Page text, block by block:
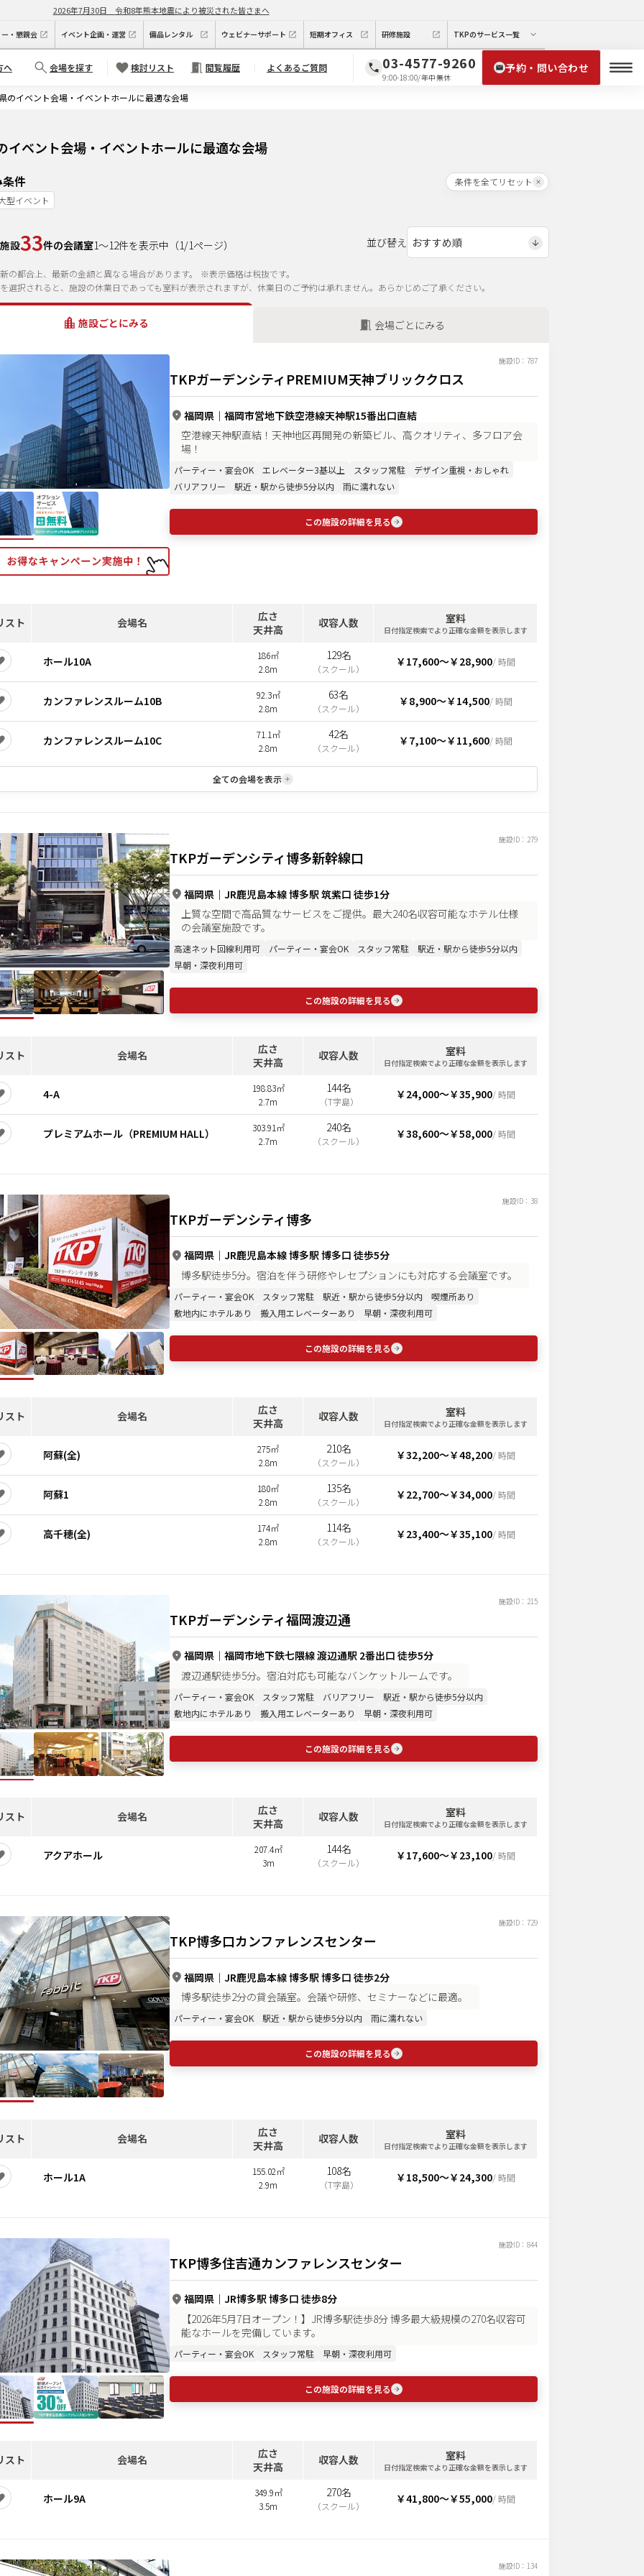
2026年7月30日 令和8年熊本地震により被災された皆さまへ
・懇親会 イベント企画・運営 備品レンタル ウェビナーサポート 短期オフィス 研修施設 TKPのサービス一覧
へ 会場を探す 検討リスト 閲覧履歴 よくあるご質問 03-4577-9260
9:00-18:00/年中無休
予約・問い合わせ
のイベント会場・イベントホールに最適な会場
イベント会場・イベントホールに最適な会場
件
条件を全てリセット
型イベント
設33件の会議室1～12件を表示中 （1/1ページ） 並び替え
の都合上、最新の金額と異なる場合があります。
※表示価格は税抜です。
選択されると、施設の休業日であっても室料が表示されますが、休業日のご予約は承れません。あらかじめご了承ください。
施設ごとにみる 会場ごとにみる
施設ID： 787
TKPガーデンシティPREMIUM天神ブリッククロス
福岡県 ｜ 福岡市営地下鉄空港線天神駅15番出口直結
空港線天神駅直結！天神地区再開発の新築ビル、高クオリティ、多フロア会
場！
パーティー・宴会OK エレベーター3基以上 スタッフ常駐
デザイン重視・おしゃれ
バリアフリー
駅近・駅から徒歩5分以内 雨に濡れない
この施設の詳細を見る
スト 会場名
広さ
天井高
収容人数 室料
日付指定検索でより正確な金額を表示します
ホール10A
186㎡
2.8m
129名
（スクール）
￥17,600〜￥28,900/ 時間
カンファレンスルーム10B
92.3㎡
2.8m
63名
（スクール）
￥8,900〜￥14,500/ 時間
カンファレンスルーム10C
71.1㎡
2.8m
42名
（スクール）
￥7,100〜￥11,600/ 時間
全ての会場を表示
施設ID： 279
TKPガーデンシティ博多新幹線口
福岡県 ｜ JR鹿児島本線 博多駅 筑紫口 徒歩1分
上質な空間で高品質なサービスをご提供。最大240名収容可能なホテル仕様
の会議室施設です。
高速ネット回線利用可 パーティー・宴会OK スタッフ常駐
駅近・駅から徒歩5分以内
早朝・深夜利用可
この施設の詳細を見る
スト 会場名
広さ
天井高
収容人数 室料
日付指定検索でより正確な金額を表示します
4-A
198.83㎡
2.7m
144名
（T字島）
￥24,000〜￥35,900/ 時間
プレミアムホール（PREMIUM HALL）
303.91㎡
2.7m
240名
（スクール）
￥38,600〜￥58,000/ 時間
施設ID： 38
TKPガーデンシティ博多
福岡県 ｜ JR鹿児島本線 博多駅 博多口 徒歩5分
博多駅徒歩5分。宿泊を伴う研修やレセプションにも対応する会議室です。
パーティー・宴会OK スタッフ常駐 駅近・駅から徒歩5分以内
喫煙所あり
敷地内にホテルあり
搬入用エレベーターあり 早朝・深夜利用可
この施設の詳細を見る
スト 会場名
広さ
天井高
収容人数 室料
日付指定検索でより正確な金額を表示します
阿蘇(全)
275㎡
2.8m
210名
（スクール）
￥32,200〜￥48,200/ 時間
阿蘇1
180㎡
2.8m
135名
（スクール）
￥22,700〜￥34,000/ 時間
高千穂(全)
174㎡
2.8m
114名
（スクール）
￥23,400〜￥35,100/ 時間
施設ID： 215
TKPガーデンシティ福岡渡辺通
福岡県 ｜ 福岡市地下鉄七隈線 渡辺通駅 2番出口 徒歩5分
渡辺通駅徒歩5分。宿泊対応も可能なバンケットルームです。
パーティー・宴会OK スタッフ常駐 バリアフリー
駅近・駅から徒歩5分以内
敷地内にホテルあり
搬入用エレベーターあり 早朝・深夜利用可
この施設の詳細を見る
スト 会場名
広さ
天井高
収容人数 室料
日付指定検索でより正確な金額を表示します
アクアホール
207.4㎡
3m
144名
（スクール）
￥17,600〜￥23,100/ 時間
施設ID： 729
TKP博多口カンファレンスセンター
福岡県 ｜ JR鹿児島本線 博多駅 博多口 徒歩2分
博多駅徒歩2分の貸会議室。会議や研修、セミナーなどに最適。
パーティー・宴会OK 駅近・駅から徒歩5分以内 雨に濡れない
この施設の詳細を見る
スト 会場名
広さ
天井高
収容人数 室料
日付指定検索でより正確な金額を表示します
ホール1A
155.02㎡
2.9m
108名
（T字島）
￥18,500〜￥24,300/ 時間
施設ID： 844
TKP博多住吉通カンファレンスセンター
福岡県 ｜ JR博多駅 博多口 徒歩8分
【2026年5月7日オープン！】JR博多駅徒歩8分 博多最大級規模の270名収容可
能なホールを完備しています。
パーティー・宴会OK スタッフ常駐 早朝・深夜利用可
この施設の詳細を見る
スト 会場名
広さ
天井高
収容人数 室料
日付指定検索でより正確な金額を表示します
ホール9A
349.9㎡
3.5m
270名
（スクール）
￥41,800〜￥55,000/ 時間
施設ID： 134